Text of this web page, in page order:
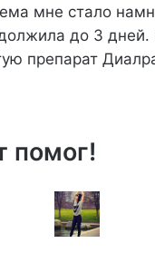
мне стало
до 3 дней.
препарат
помог!